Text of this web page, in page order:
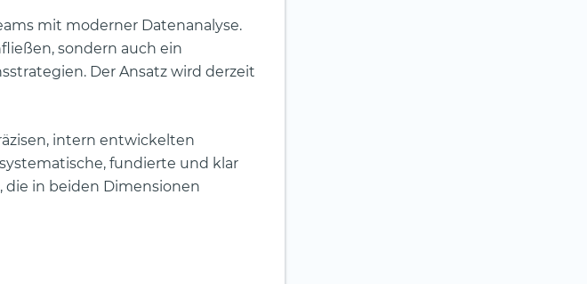
mit moderner Datenanalyse.
sondern auch ein
Der Ansatz wird derzeit
intern entwickelten
fundierte und klar
in beiden Dimensionen